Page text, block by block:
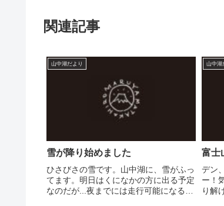
関連記事
山中湖だより
雪が降り始めました
ひさびさの雪です。山中湖に、雪がふっ
てます。明日はくになかの方に出る予定
なのだが...夜までには走行可能になるだ
山中湖
富士
デン
ー！
り解